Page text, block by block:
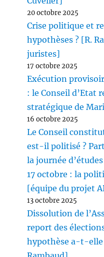
20 octobre 2025
Crise politique et
hypothèses ? [R.
juristes]
17 octobre 2025
Exécution
: le Conseil d’Etat
stratégique de
16 octobre 2025
Le Conseil
est-il politisé ?
la journée d’études
17 octobre : la
[équipe du projet
13 octobre 2025
Dissolution de
report des
hypothèse a-t-elle